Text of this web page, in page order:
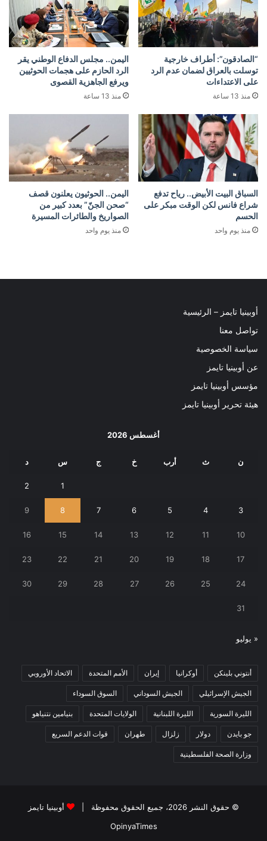
“الصادقون”: أطراف خارجية
توسلت بالعراق لضمان عدم الرد
على الاعتداءات
منذ 13 ساعة
اليمن.. مجلس الدفاع الوطني يقر
الرد الحازم على هجمات الحوثيين
ويرفع الجاهزية القصوى
منذ 13 ساعة
السباق البيت الأبيض.. رياح تدفع
شراع فانس لكن الوقت مبكر على
الحسم
منذ يوم واحد
اليمن.. الحوثيون يعلنون قصف
“صحن الجنّ” بعدد كبير من
الصواريخ والطائرات المسيرة
منذ يوم واحد
أوبينيا تايمز – الرئيسية
تواصل معنا
سياسة الخصوصية
عن أوبينيا تايمز
مؤسس أوبينيا تايمز
هيئة تحرير أوبينيا تايمز
أغسطس 2026
ن ث أرب خ ج س د
1
2
3
4
5
6
7
8
9
10
11
12
13
14
15
16
17
18
19
20
21
22
23
24
25
26
27
28
29
30
31
« يوليو
أنتوني بلينكن أوكرانيا إيران الأمم المتحدة الاتحاد الأوروبي
الجيش الإسرائيلي الجيش السوداني السوق السوداء
الليرة السورية الليرة اللبنانية الولايات المتحدة بنيامين نتنياهو
جو بايدن دولار زلزال طهران قوات الدعم السريع
وزارة الصحة الفلسطينية
© حقوق النشر 2026، جميع الحقوق محفوظة |
أوبينيا تايمز
OpinyaTimes